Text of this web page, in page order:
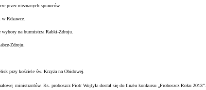
przez nieznanych sprawców.
Rdzawce.
wybory na burmistrza Rabki-Zdroju.
Zdroju.
przy kościele św. Krzyża naObidowej.
ministrantów. Ks. proboszcz Piotr Wojtyła dostał się do finału konkursu „Proboszcz Roku 2013”.